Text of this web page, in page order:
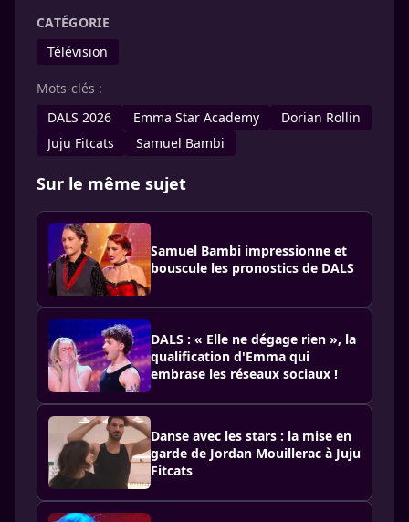
CATÉGORIE
Télévision
Mots-clés :
DALS 2026
Emma Star Academy
Dorian Rollin
Juju Fitcats
Samuel Bambi
Sur le même sujet
Samuel Bambi impressionne et
bouscule les pronostics de DALS
DALS : « Elle ne dégage rien », la
qualification d'Emma qui
embrase les réseaux sociaux !
Danse avec les stars : la mise en
garde de Jordan Mouillerac à Juju
Fitcats